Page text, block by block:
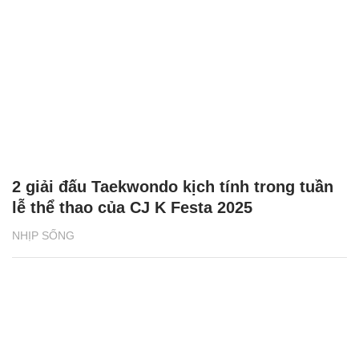
NHỊP SỐNG
2 giải đấu Taekwondo kịch tính trong tuần
lễ thể thao của CJ K Festa 2025